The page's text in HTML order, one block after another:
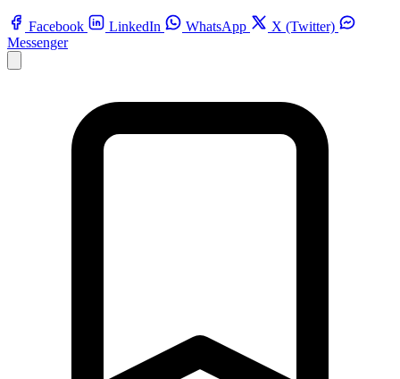
Facebook LinkedIn WhatsApp
X (Twitter)
Messenger